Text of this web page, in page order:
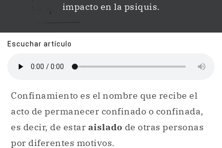
impacto en la psiquis.
Escuchar artículo
Confinamiento es el nombre que recibe el
acto de permanecer confinado o confinada,
es decir, de estar aislado de otras personas
por diferentes motivos.